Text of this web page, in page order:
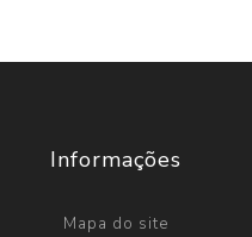
Informações
Mapa do site